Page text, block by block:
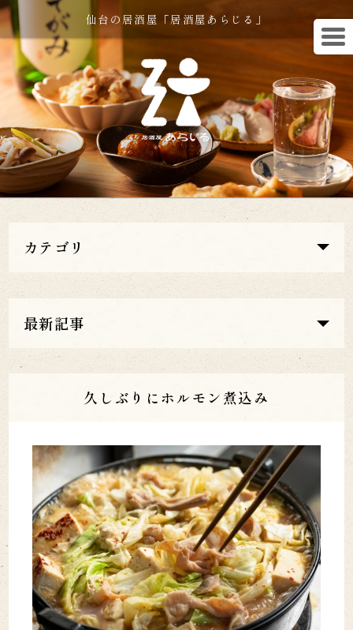
仙台の居酒屋「居酒屋あらじる」
カテゴリ
最新記事
久しぶりにホルモン煮込み